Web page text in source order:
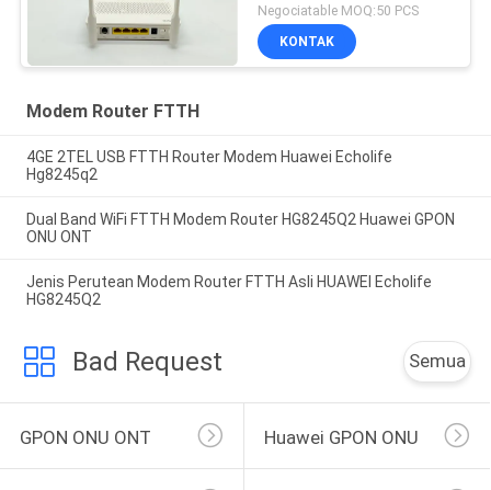
Negociatable MOQ:50 PCS
KONTAK
Modem Router FTTH
4GE 2TEL USB FTTH Router Modem Huawei Echolife
Hg8245q2
Dual Band WiFi FTTH Modem Router HG8245Q2 Huawei GPON
ONU ONT
Jenis Perutean Modem Router FTTH Asli HUAWEI Echolife
HG8245Q2
Bad Request Semua
GPON ONU ONT Huawei GPON ONU